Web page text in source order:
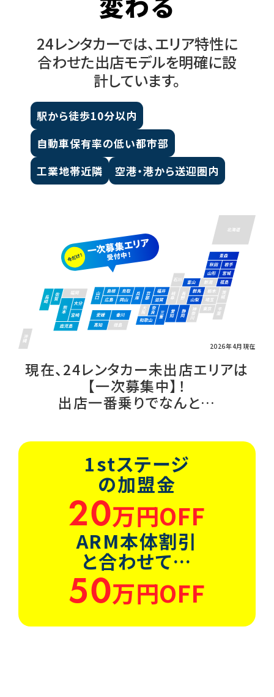
24レンタカーでは、エリア特性に
合わせた出店モデルを明確に設
計しています。
駅から徒歩10分以内
自動車保有率の低い都市部
工業地帯近隣
空港・港から送迎圏内
2026年4月現在
現在、24レンタカー未出店エリアは
【一次募集中】！
出店一番乗りでなんと…
1stステージ
の加盟金
20万円OFF
ARM本体割引
と合わせて…
50万円OFF